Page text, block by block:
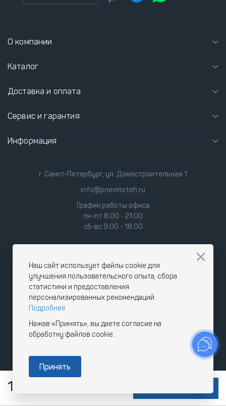
14 426
О компании
Каталог
Доставка и оплата
Сервис и гарантия
Информация
г. Санкт-Петербург, ул. Домостроительная 1
info@pnevmoteh.ru
График работы офиса
пн-пт 8:00 - 21:00
сб-вс 9:00 - 18:00
Наш сайт использует файлы cookie для
улучшения пользовательского опыта, сбора
статистики и предоставления
персонализированных рекомендаций.
Подробнее
Нажав «Принять», вы даете согласие на
обработку файлов cookie.
Принять